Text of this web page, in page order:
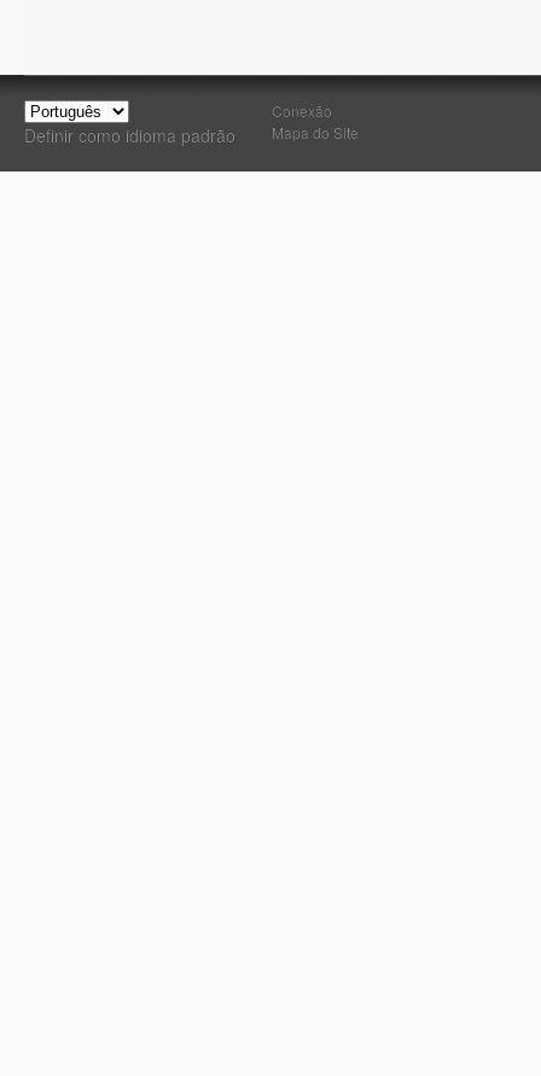
Definir como idioma padrão
Conexão
Mapa do Site